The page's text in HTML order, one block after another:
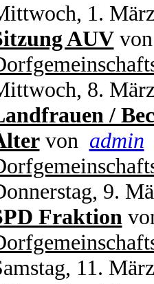
1.
AUV
8.
/
von admin
9.
Fraktion
11.